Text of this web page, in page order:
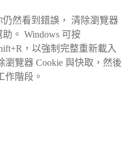
然看到錯誤， 清除瀏覽器
。 Windows 可按
，以強制完整重新載入
覽器 Cookie 與快取，然後
作階段。